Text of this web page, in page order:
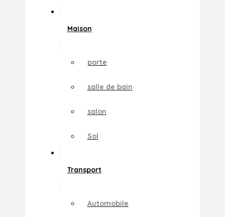
Maison
porte
salle de bain
salon
Sol
Transport
Automobile